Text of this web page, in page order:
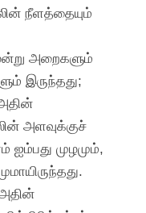
நீளத்தையும்
அறைகளும்
இருந்தது;
அளவுக்குச்
ஐம்பது முழமும்,